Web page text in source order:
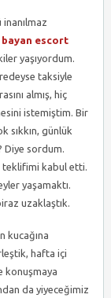
escort
yaşıyordum.
taksiyle
almış, hiç
istemiştim. Bir
sıkkın, günlük
Diye sordum.
teklifimi kabul etti.
yaşamaktı.
uzaklaştık.
kucağına
hafta içi
konuşmaya
da yiyeceğimiz